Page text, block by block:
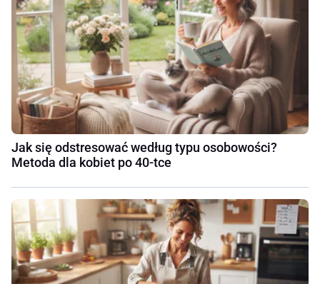
Jak się odstresować według typu osobowości?
Metoda dla kobiet po 40-tce